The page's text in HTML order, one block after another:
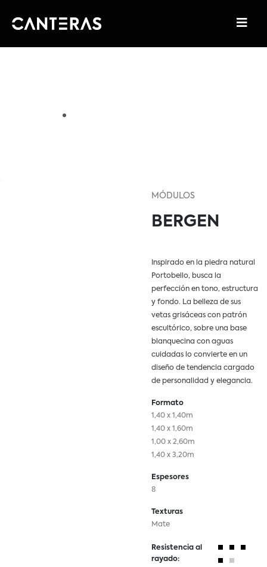
MÓDULOS
BERGEN
Inspirado en la piedra natural
Portobello, busca la
perfección en tono, estructura
y fondo. La belleza de sus
vetas grisáceas con patrón
escultórico, sobre una base
blanquecina con aguas
cuidadas lo convierte en un
diseño de tendencia cargado
de personalidad y elegancia.
Formato
1,40 x 1,40m
1,40 x 1,60m
1,00 x 2,60m
1,40 x 3,20m
Espesores
8
Texturas
Mate
Resistencia al
rayado: